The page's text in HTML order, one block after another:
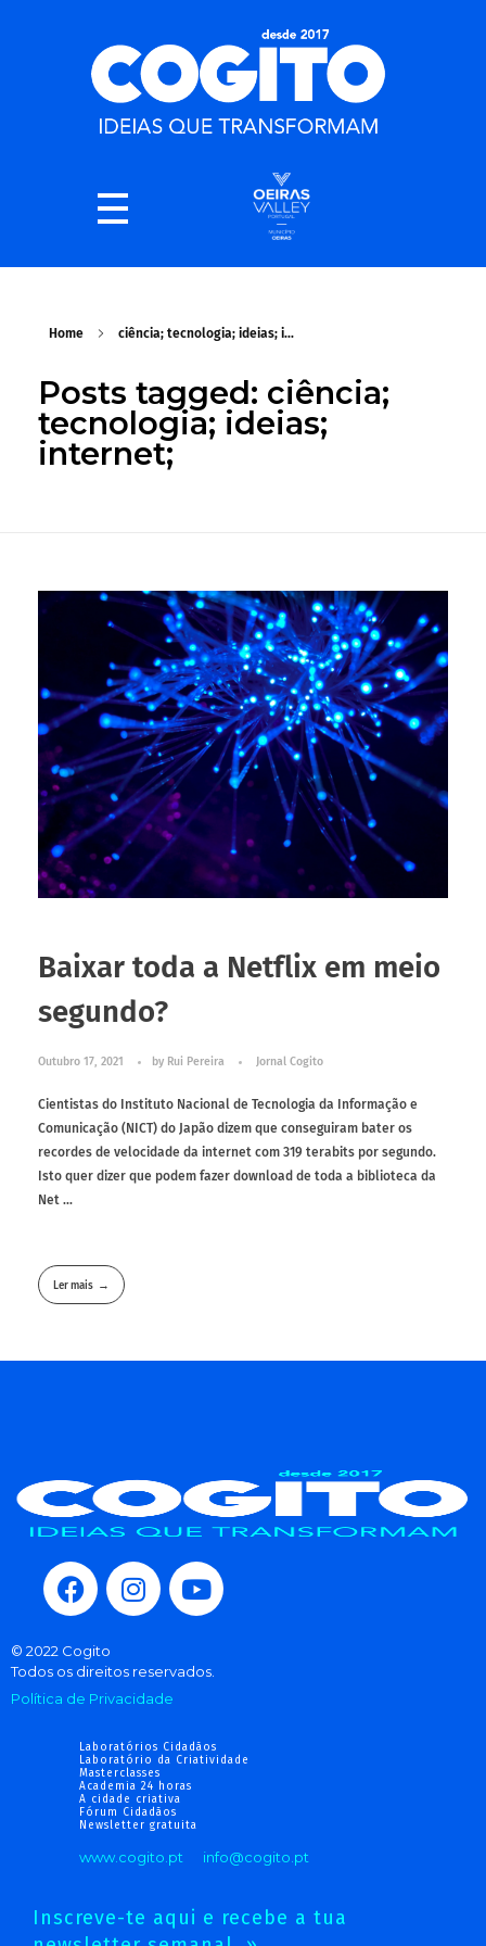
Home ciência; tecnologia; ideias; i...
Posts tagged: ciência;
tecnologia; ideias;
internet;
Baixar toda a Netflix em meio
segundo?
Outubro 17, 2021 by Rui Pereira Jornal Cogito
Cientistas do Instituto Nacional de Tecnologia da Informação e
Comunicação (NICT) do Japão dizem que conseguiram bater os
recordes de velocidade da internet com 319 terabits por segundo.
Isto quer dizer que podem fazer download de toda a biblioteca da
Net ...
Ler mais
© 2022 Cogito
Todos os direitos reservados.
Política de Privacidade
Laboratórios Cidadãos
Laboratório da Criatividade
Masterclasses
Academia 24 horas
A cidade criativa
Fórum Cidadãos
Newsletter gratuita
www.cogito.pt info@cogito.pt
Inscreve-te aqui e recebe a tua